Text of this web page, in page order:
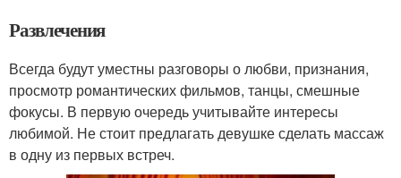
Развлечения
Всегда будут уместны разговоры о любви, признания,
просмотр романтических фильмов, танцы, смешные
фокусы. В первую очередь учитывайте интересы
любимой. Не стоит предлагать девушке сделать массаж
в одну из первых встреч.